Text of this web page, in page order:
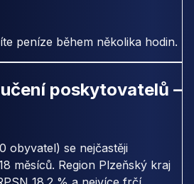
peníze během několika hodin.
poskytovatelů –
obyvatel) se nejčastěji
měsíců. Region Plzeňský kraj